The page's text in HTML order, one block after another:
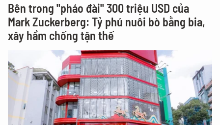
Bên trong "pháo đài" 300 triệu USD của
Mark Zuckerberg: Tỷ phú nuôi bò bằng bia,
xây hầm chống tận thế